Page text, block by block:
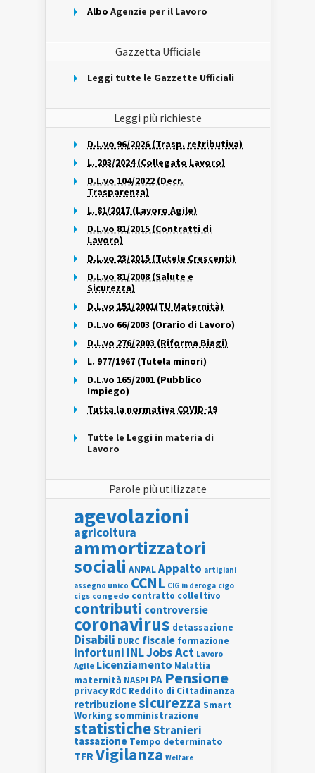
Albo Agenzie per il Lavoro
Gazzetta Ufficiale
Leggi tutte le Gazzette Ufficiali
Leggi più richieste
D.L.vo 96/2026 (Trasp. retributiva)
L. 203/2024 (Collegato Lavoro)
D.L.vo 104/2022 (Decr.
Trasparenza)
L. 81/2017 (Lavoro Agile)
D.L.vo 81/2015 (Contratti di
Lavoro)
D.L.vo 23/2015 (Tutele Crescenti)
D.L.vo 81/2008 (Salute e
Sicurezza)
D.L.vo 151/2001(TU Maternità)
D.L.vo 66/2003 (Orario di Lavoro)
D.L.vo 276/2003 (Riforma Biagi)
L. 977/1967 (Tutela minori)
D.L.vo 165/2001 (Pubblico
Impiego)
Tutta la normativa COVID-19
Tutte le Leggi in materia di
Lavoro
Parole più utilizzate
agevolazioni
agricoltura
ammortizzatori
sociali ANPALAppalto artigiani
assegno unico CCNL CIG in deroga cigo
cigs congedo contratto collettivo
contributi controversie
coronavirus detassazione
Disabili DURC fiscale formazione
infortuni INLJobs Act Lavoro
Agile Licenziamento Malattia
maternità NASPI PA Pensione
privacy RdC Reddito di Cittadinanza
retribuzionesicurezza Smart
Working somministrazione
statisticheStranieri
tassazione Tempo determinato
TFRVigilanza Welfare